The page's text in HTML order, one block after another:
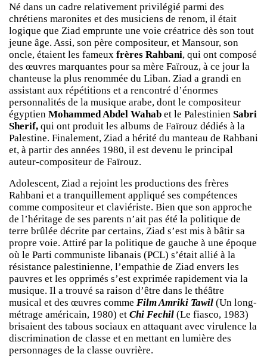
Né dans un cadre relativement privilégié parmi des
chrétiens maronites et des musiciens de renom, il était
logique que Ziad emprunte une voie créatrice dès son tout
jeune âge. Assi, son père compositeur, et Mansour, son
oncle, étaient les fameux frères Rahbani, qui ont composé
des œuvres marquantes pour sa mère Faïrouz, à ce jour la
chanteuse la plus renommée du Liban. Ziad a grandi en
assistant aux répétitions et a rencontré d’énormes
personnalités de la musique arabe, dont le compositeur
égyptien Mohammed Abdel Wahab et le Palestinien Sabri
Sherif, qui ont produit les albums de Faïrouz dédiés à la
Palestine. Finalement, Ziad a hérité du manteau de Rahbani
et, à partir des années 1980, il est devenu le principal
auteur-compositeur de Faïrouz.
Adolescent, Ziad a rejoint les productions des frères
Rahbani et a tranquillement appliqué ses compétences
comme compositeur et claviériste. Bien que son approche
de l’héritage de ses parents n’ait pas été la politique de
terre brûlée décrite par certains, Ziad s’est mis à bâtir sa
propre voie. Attiré par la politique de gauche à une époque
où le Parti communiste libanais (PCL) s’était allié à la
résistance palestinienne, l’empathie de Ziad envers les
pauvres et les opprimés s’est exprimée rapidement via la
musique. Il a trouvé sa raison d’être dans le théâtre
musical et des œuvres comme Film Amriki Tawil (Un long-
métrage américain, 1980) et Chi Fechil (Le fiasco, 1983)
brisaient des tabous sociaux en attaquant avec virulence la
discrimination de classe et en mettant en lumière des
personnages de la classe ouvrière.